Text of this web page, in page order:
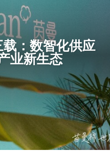
：数智化供应
业新生态